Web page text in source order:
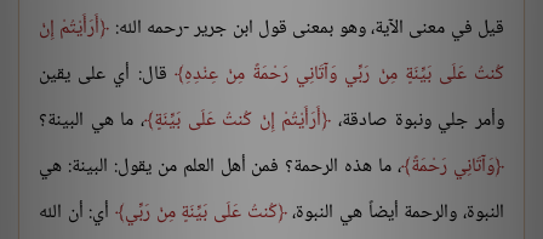
قيل في معنى الآية، وهو بمعنى قول ابن جرير -رحمه الله: أَرَأَيْتُمْ إِنْ
كُنتُ عَلَى بَيِّنَةٍ مِنْ رَبِّي وَآتَانِي رَحْمَةً مِنْ عِنْدِهِ قال: أي على يقين
وأمر جلي ونبوة صادقة، أَرَأَيْتُمْ إِنْ كُنتُ عَلَى بَيِّنَةٍ ، ما هي البينة؟
وَآتَانِي رَحْمَةً ، ما هذه الرحمة؟ فمن أهل العلم من يقول: البينة: هي
النبوة، والرحمة أيضاً هي النبوة، كُنتُ عَلَى بَيِّنَةٍ مِنْ رَبِّي أي: أن الله